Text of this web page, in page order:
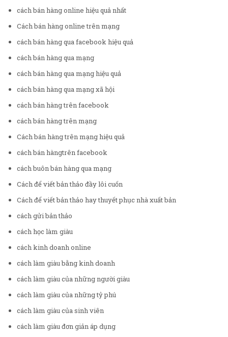
cách bán hàng online hiệu quả nhất
Cách bán hàng online trên mạng
cách bán hàng qua facebook hiệu quả
cách bán hàng qua mạng
cách bán hàng qua mạng hiệu quả
cách bán hàng qua mạng xã hội
cách bán hàng trên facebook
cách bán hàng trên mạng
Cách bán hàng trên mạng hiệu quả
cách bán hàngtrên facebook
cách buôn bán hàng qua mạng
Cách để viết bản thảo đầy lôi cuốn
Cách để viết bản thảo hay thuyết phục nhà xuất bản
cách gửi bản thảo
cách học làm giàu
cách kinh doanh online
cách làm giàu bằng kinh doanh
cách làm giàu của những người giàu
cách làm giàu của những tỷ phú
cách làm giàu của sinh viên
cách làm giàu đơn giản áp dụng